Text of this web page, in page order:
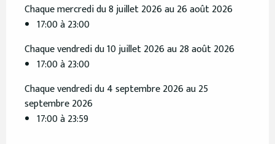
Chaque mercredi du 8 juillet 2026 au 26 août 2026
17:00 à 23:00
Chaque vendredi du 10 juillet 2026 au 28 août 2026
17:00 à 23:00
Chaque vendredi du 4 septembre 2026 au 25
septembre 2026
17:00 à 23:59